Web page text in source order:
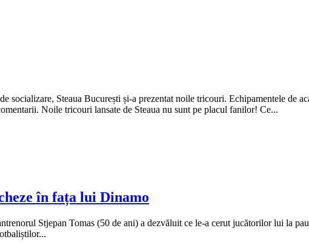
Steaua București și-a prezentat noile tricouri. Echipamentele de
Noile tricouri lansate de Steaua nu sunt pe placul fanilor! Ce...
în fața lui Dinamo
Stjepan Tomas (50 de ani) a dezvăluit ce le-a cerut jucătorilor lui la